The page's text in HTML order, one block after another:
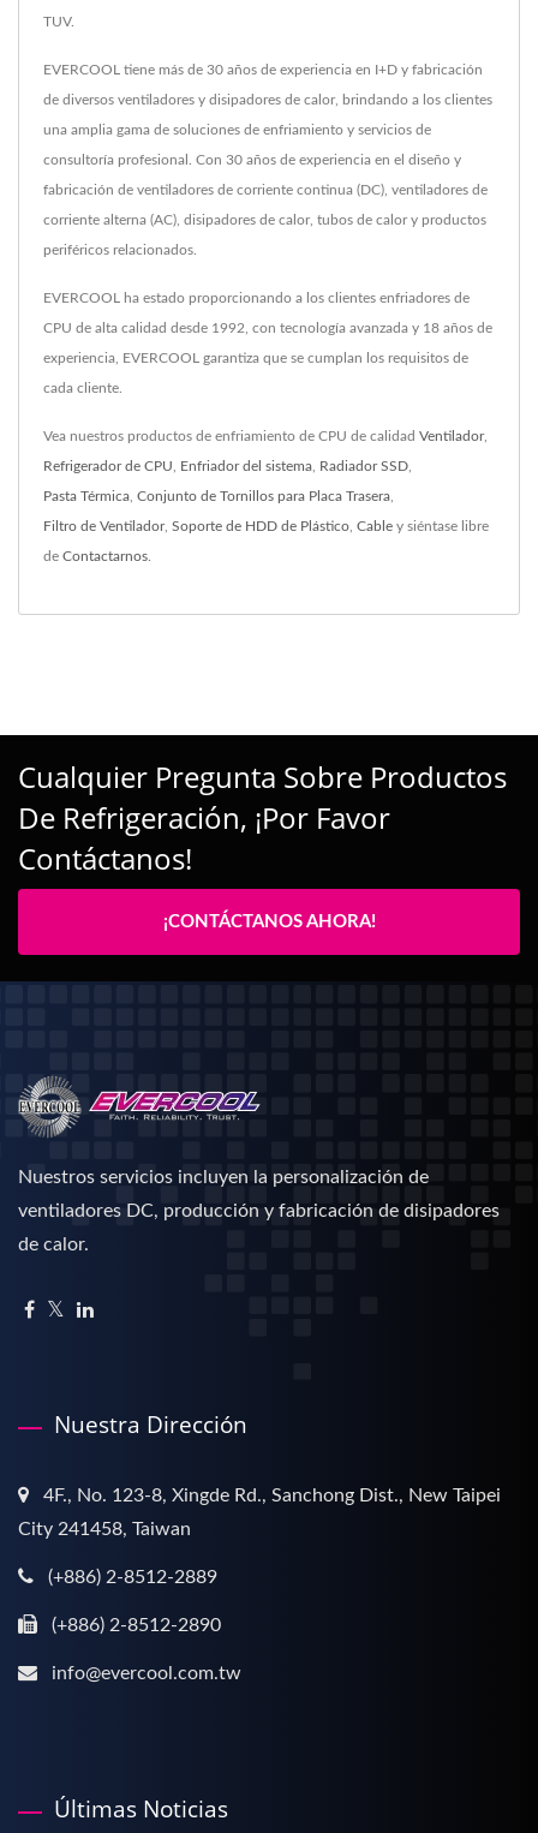
TUV.
EVERCOOL tiene más de 30 años de experiencia en I+D y fabricación
de diversos ventiladores y disipadores de calor, brindando a los clientes
una amplia gama de soluciones de enfriamiento y servicios de
consultoría profesional. Con 30 años de experiencia en el diseño y
fabricación de ventiladores de corriente continua (DC), ventiladores de
corriente alterna (AC), disipadores de calor, tubos de calor y productos
periféricos relacionados.
EVERCOOL ha estado proporcionando a los clientes enfriadores de
CPU de alta calidad desde 1992, con tecnología avanzada y 18 años de
experiencia, EVERCOOL garantiza que se cumplan los requisitos de
cada cliente.
Vea nuestros productos de enfriamiento de CPU de calidad Ventilador,
Refrigerador de CPU Enfriador del sistema Radiador SSD
Pasta Térmica Conjunto de Tornillos para Placa Trasera
Filtro de Ventilador, Soporte de HDD de Plástico Cable y siéntase libre
de Contactarnos
Cualquier Pregunta Sobre Productos
De Refrigeración, ¡por Favor
Contáctanos!
¡CONTÁCTANOS AHORA!
Nuestros servicios incluyen la personalización de
ventiladores DC, producción y fabricación de disipadores
de calor.
Nuestra Dirección
4F., No. 123-8, Xingde Rd., Sanchong Dist., New Taipei
City 241458, Taiwan
(+886) 2-8512-2889
(+886) 2-8512-2890
info@evercool.com.tw
Últimas Noticias